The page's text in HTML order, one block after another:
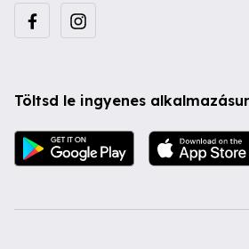
Töltsd le ingyenes